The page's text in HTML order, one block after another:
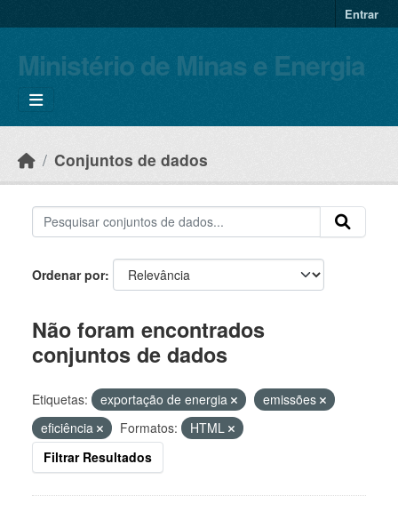
Entrar
Ministério de Minas e Energia
Conjuntos de dados
Ordenar por
Não foram encontrados
conjuntos de dados
Etiquetas: exportação de energia
emissões
eficiência
Formatos:
HTML
Filtrar Resultados